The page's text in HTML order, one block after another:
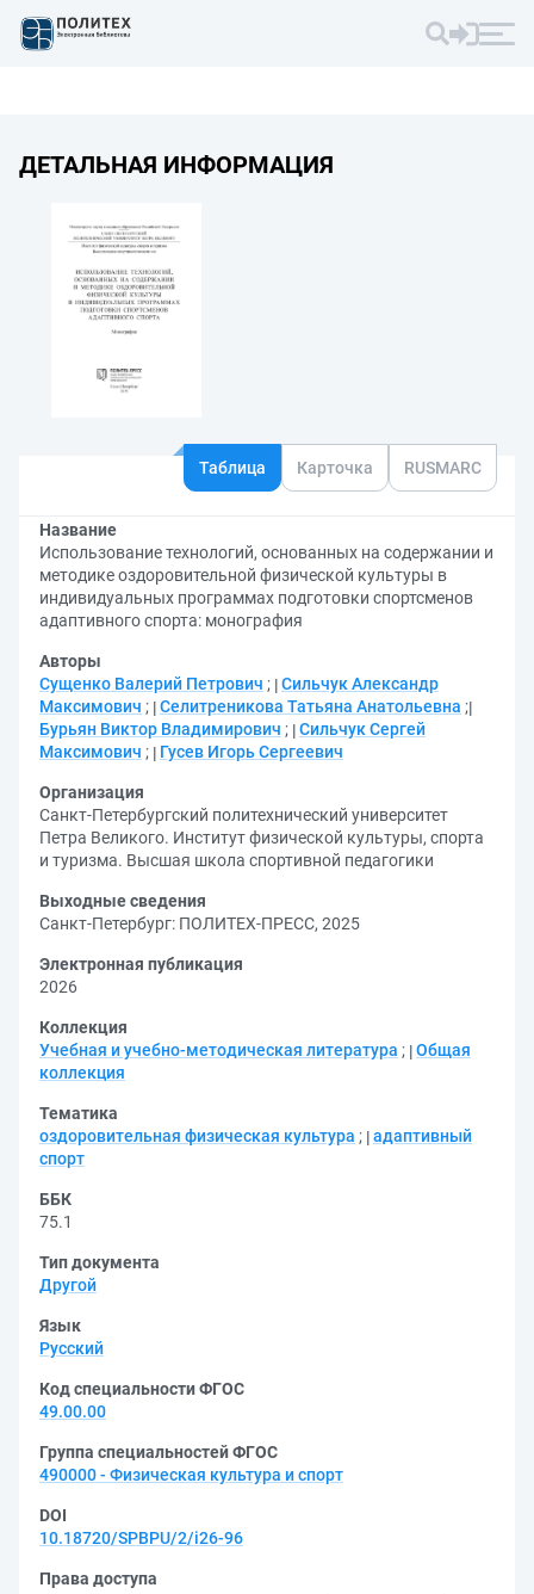
ДЕТАЛЬНАЯ ИНФОРМАЦИЯ
Таблица Карточка RUSMARC
Название
Использование технологий, основанных на содержании и
методике оздоровительной физической культуры в
индивидуальных программах подготовки спортсменов
адаптивного спорта: монография
Авторы
Сущенко Валерий Петрович ; Сильчук Александр
Максимович ; Селитреникова Татьяна Анатольевна ;
Бурьян Виктор Владимирович ; Сильчук Сергей
Максимович ; Гусев Игорь Сергеевич
Организация
Санкт-Петербургский политехнический университет
Петра Великого. Институт физической культуры, спорта
и туризма. Высшая школа спортивной педагогики
Выходные сведения
Санкт-Петербург: ПОЛИТЕХ-ПРЕСС, 2025
Электронная публикация
2026
Коллекция
Учебная и учебно-методическая литература ; Общая
коллекция
Тематика
оздоровительная физическая культура ; адаптивный
спорт
ББК
75.1
Тип документа
Другой
Язык
Русский
Код специальности ФГОС
49.00.00
Группа специальностей ФГОС
490000 - Физическая культура и спорт
DOI
10.18720/SPBPU/2/i26-96
Права доступа